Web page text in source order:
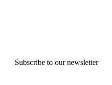
Subscribe to our newsletter